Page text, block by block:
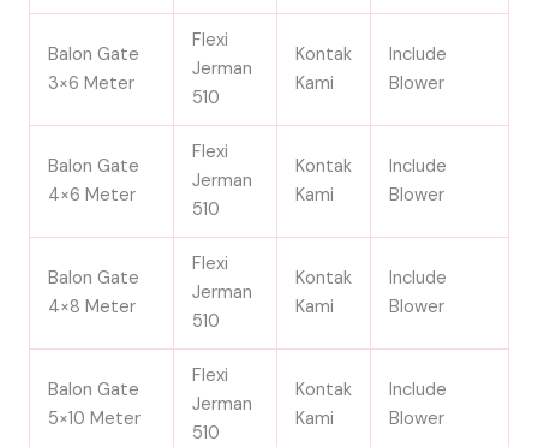
Balon Gate
3×6 Meter
Flexi
Jerman
510
Kontak
Kami
Include
Blower
Balon Gate
4×6 Meter
Flexi
Jerman
510
Kontak
Kami
Include
Blower
Balon Gate
4×8 Meter
Flexi
Jerman
510
Kontak
Kami
Include
Blower
Balon Gate
5×10 Meter
Flexi
Jerman
510
Kontak
Kami
Include
Blower